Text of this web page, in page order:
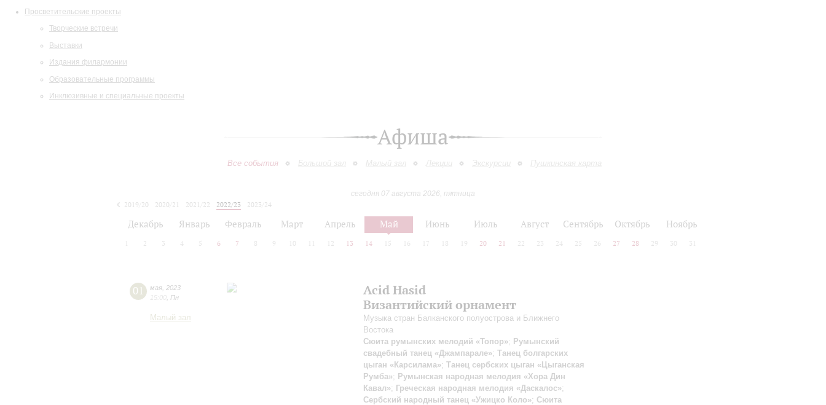
Просветительские проекты
Творческие встречи
Выставки
Издания филармонии
Образовательные программы
Инклюзивные и специальные проекты
Афиша
Все события Большой зал Малый зал Лекции Экскурсии Пушкинская карта
сегодня 07 августа 2026, пятница
2019/20
2020/21 2021/22 2022/23
2023/24
Декабрь Январь Февраль Март Апрель Май Июнь Июль Август Сентябрь Октябрь Ноябрь
2 3 4 5 6 7 8 9 10 12 13 14 15 16 17 18 19 20 21 22 23 24 25 26 27 28 29 30 31
01 мая 2023
15:00 Пн
Малый зал
Acid Hasid
Византийский орнамент
Музыка стран Балканского полуострова и Ближнего
Востока
Сюита румынских мелодий «Топор»; Румынский
свадебный танец «Джампарале»; Танец болгарских
цыган «Карсилама»; Танец сербских цыган «Цыганская
Румба»; Румынская народная мелодия «Хора Дин
Кавал»; Греческая народная мелодия «Даскалос»;
Сербский народный танец «Ужицко Коло»; Сюита